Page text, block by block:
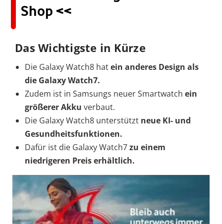
Shop <<
Das Wichtigste in Kürze
Die Galaxy Watch8 hatein anderes Design als
die Galaxy Watch7.
Zudem ist in Samsungs neuer Smartwatch ein
größerer Akku verbaut.
Die Galaxy Watch8 unterstützt neue KI- und
Gesundheitsfunktionen.
Dafür ist die Galaxy Watch7zu einem
niedrigeren Preis erhältlich.